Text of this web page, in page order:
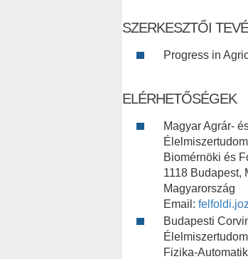
SZERKESZTŐI
Progress in
ELÉRHETŐSÉGEK
Magyar Agrár-
Biomérnöki és
1118 Budapest,
Magyarország
Email:
Budapesti
Fizika-